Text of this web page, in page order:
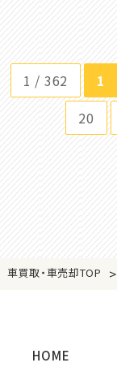
1 / 362 1
20
車買取・車売却TOP >
HOME